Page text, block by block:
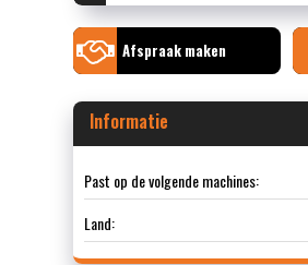
Afspraak maken
Informatie
Past op de volgende machines:
Land: